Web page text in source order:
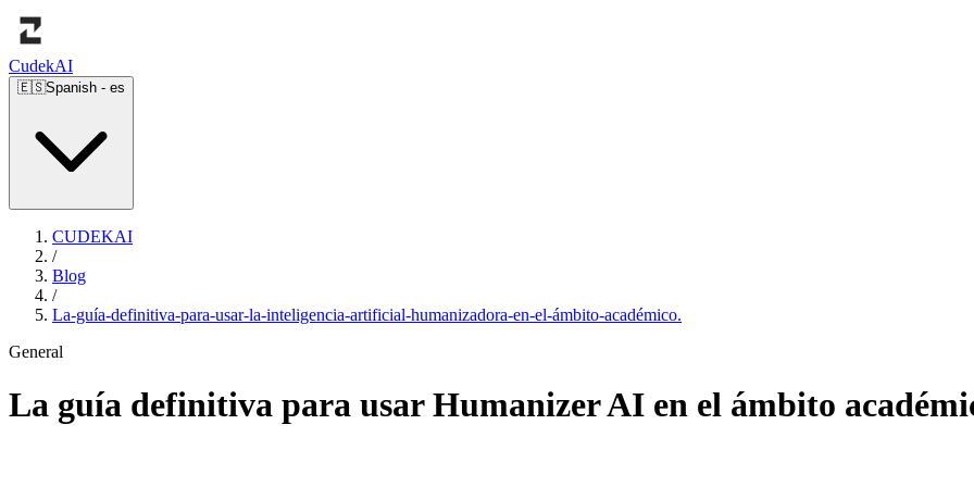
CudekAI
🇪🇸Spanish - es
CUDEKAI
/
Blog
/
La-guía-definitiva-para-usar-la-inteligencia-artificial-humanizadora-en-el-ámbito-académico.
General
La guía definitiva para usar Humanizer AI en el ámbito